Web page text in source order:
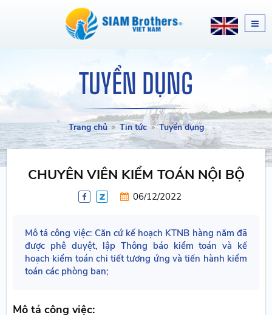
TUYỂN DỤNG
Trang chủ Tin tức Tuyển dụng
CHUYÊN VIÊN KIỂM TOÁN NỘI BỘ
06/12/2022
Mô tả công việc: Căn cứ kế hoạch KTNB hàng năm đã
được phê duyệt, lập Thông báo kiểm toán và kế
hoạch kiểm toán chi tiết tương ứng và tiến hành kiểm
toán các phòng ban;
Mô tả công việc: